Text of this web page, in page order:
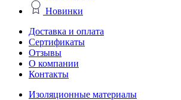
Новинки
Доставка и оплата
Сертификаты
Отзывы
О компании
Контакты
Изоляционные материалы